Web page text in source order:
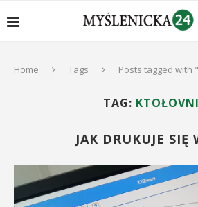
Home Tags Posts tagged with
TAG:
JAK DRUKUJE SIĘ